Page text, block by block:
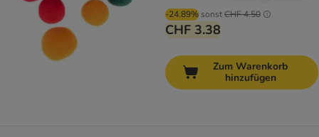
-24.89% sonstCHF 4.50
CHF 3.38
Zum Warenkorb
hinzufügen